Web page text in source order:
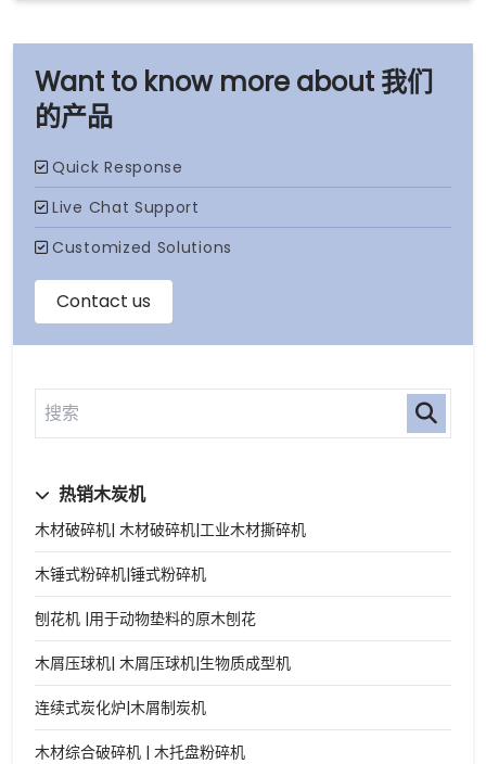
我们
的产品
热销木炭机
木材破碎机| 木材破碎机|工业木材撕碎机
木锤式粉碎机|锤式粉碎机
刨花机 |用于动物垫料的原木刨花
木屑压球机| 木屑压球机|生物质成型机
连续式炭化炉|木屑制炭机
木材综合破碎机 | 木托盘粉碎机